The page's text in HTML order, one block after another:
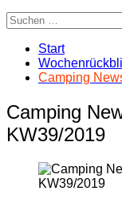
Start
Camping
Camping
KW39/2019